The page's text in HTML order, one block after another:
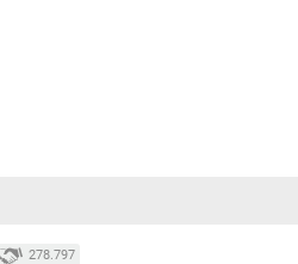
278.797